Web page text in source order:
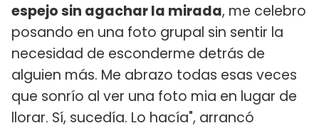
espejo sin agachar la mirada, me celebro
posando en una foto grupal sin sentir la
necesidad de esconderme detrás de
alguien más. Me abrazo todas esas veces
que sonrío al ver una foto mia en lugar de
llorar. Sí, sucedía. Lo hacía", arrancó